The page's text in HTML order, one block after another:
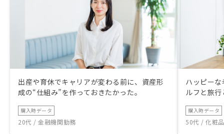
出産や育休でキャリアが変わる前に、資産形
成の“仕組み”を作っておきたかった。
購入時データ
20代 / 金融機関勤務
ハッピー
ルフと旅
購入時データ
50代 / 化粧